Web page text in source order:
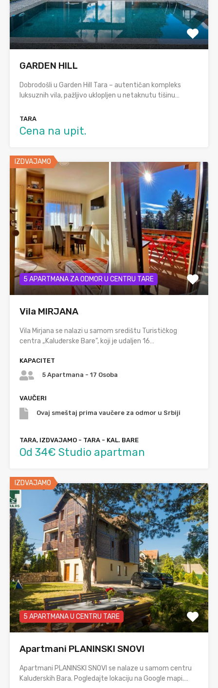
GARDEN HILL
Dobrodošli u Garden Hill Tara – autentičan kompleks
luksuznih vila, pažljivo uklopljen u netaknutu tišinu…
TARA
Cena na upit.
IZDVAJAMO
5 APARTMANA ZA ODMOR U CENTRU TARE
Vila MIRJANA
Vila Mirjana se nalazi u samom središtu Turističkog
centra „Kaluđerske Bare”, koji je udaljen 16…
KAPACITET
5 Apartmana - 17 Osoba
VAUČERI
Ovaj smeštaj prima vaučere za odmor u Srbiji
TARA, IZDVAJAMO - TARA - KAL. BARE
Od 34€ Studio apartman
IZDVAJAMO
5 APARTMANA U CENTRU TARE
Apartmani PLANINSKI SNOVI
Apartmani PLANINSKI SNOVI se nalaze u samom centru
Kaluđerskih Bara. Pogledajte lokaciju na Google mapi.…